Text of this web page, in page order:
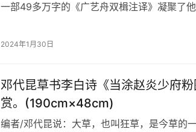
一部49多万字的《广艺舟双楫注译》凝聚了
2024年1月30日
邓代昆草书李白诗《当涂赵炎少府
赏。(190cm×48cm)
编者/邓代昆说：大草，也叫狂草，是今草的